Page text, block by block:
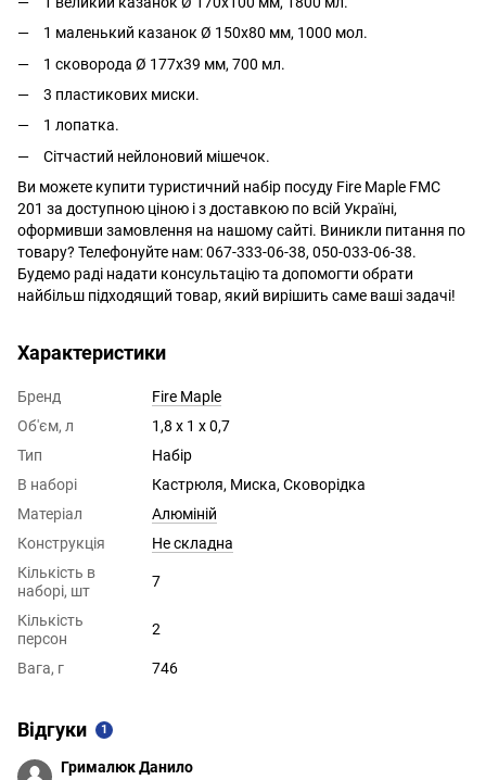
1 маленький казанок Ø 150x80 мм, 1000 мол.
1 сковорода Ø 177x39 мм, 700 мл.
3 пластикових миски.
1 лопатка.
Сітчастий нейлоновий мішечок.
Ви можете купити туристичний набір посуду Fire Maple FMC
201 за доступною ціною і з доставкою по всій Україні,
оформивши замовлення на нашому сайті. Виникли питання по
товару? Телефонуйте нам: 067-333-06-38, 050-033-06-38.
Будемо раді надати консультацію та допомогти обрати
найбільш підходящий товар, який вирішить саме ваші задачі!
Характеристики
Бренд
Fire Maple
Об'єм, л
1,8 х 1 х 0,7
Тип
Набір
В наборі
Кастрюля, Миска, Сковорідка
Матеріал
Алюміній
Конструкція
Не складна
Кількість в
наборі, шт
7
Кількість
персон
2
Вага, г 746
Відгуки 1
Грималюк Данило